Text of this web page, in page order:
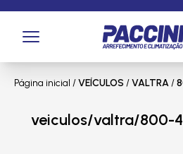
Página inicial /VEÍCULOS /VALTRA/
veiculos/valtra/800-